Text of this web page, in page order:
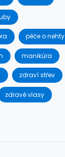
péče o nehty
manikúra
zdraví střev
zdravé vlasy